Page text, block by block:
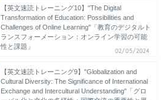
【英文速読トレーニング10】"The Digital
Transformation of Education: Possibilities and
Challenges of Online Learning"「教育のデジタルト
ランスフォーメーション：オンライン学習の可能
性と課題」
02/05/2024
【英文速読トレーニング9】"Globalization and
Cultural Diversity: The Significance of International
Exchange and Intercultural Understanding"「グロ